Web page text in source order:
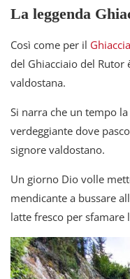
La leggenda
Così come per il
del Ghiacciaio del Rutor
valdostana.
Si narra che un tempo la
verdeggiante dove
signore valdostano.
Un giorno Dio volle
mendicante a bussare
latte fresco per sfamare